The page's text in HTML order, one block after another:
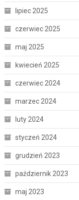
lipiec 2025
czerwiec 2025
maj 2025
kwiecień 2025
czerwiec 2024
marzec 2024
luty 2024
styczeń 2024
grudzień 2023
październik 2023
maj 2023